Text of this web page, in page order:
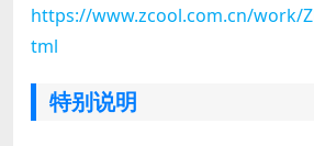
https://www.zcool.com.cn/work/
tml
特别说明